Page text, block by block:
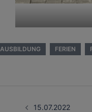
AUSBILDUNG FERIEN
15.07.2022